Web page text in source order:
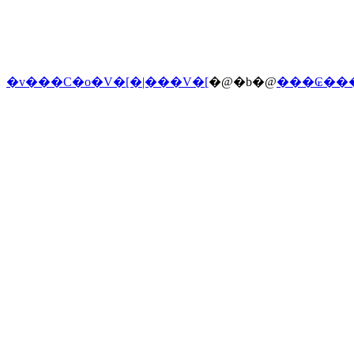
�v���C�o�V�[�|���V�[�@�b�@